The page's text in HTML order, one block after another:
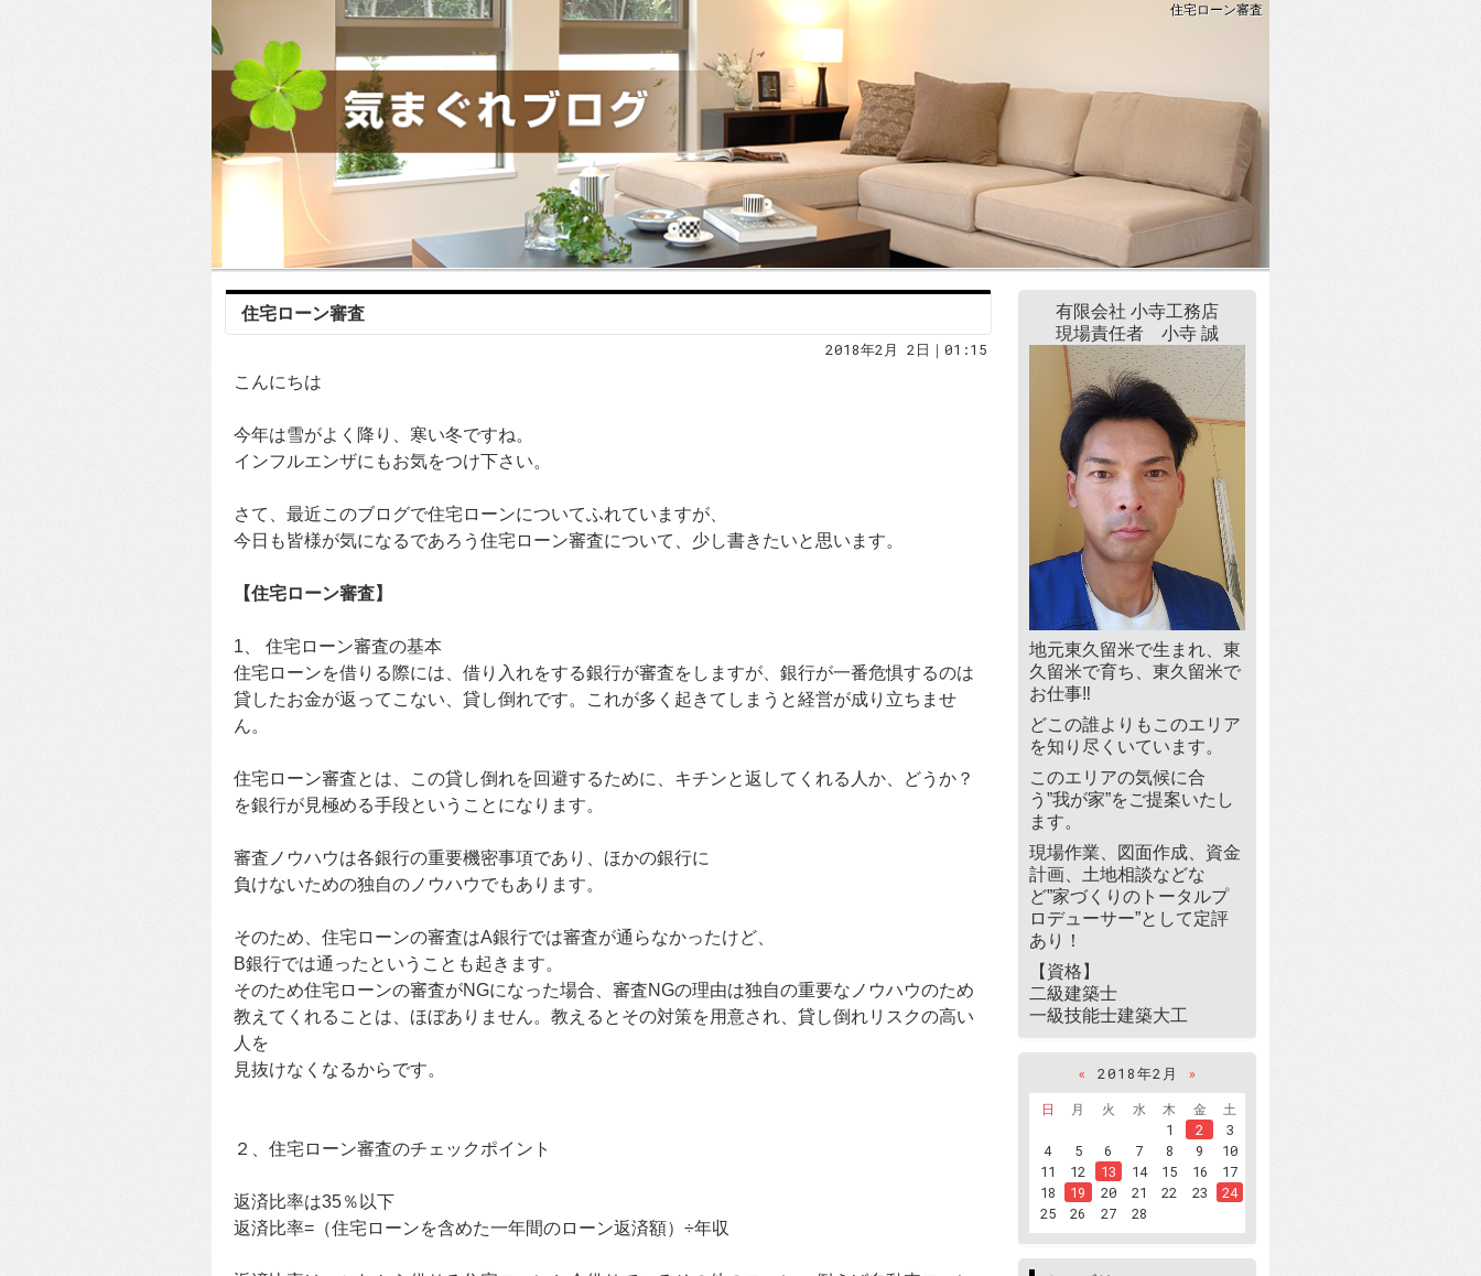
住宅ローン審査
住宅ローン審査
2018年2月 2日｜01:15
こんにちは
今年は雪がよく降り、寒い冬ですね。
インフルエンザにもお気をつけ下さい。
さて、最近このブログで住宅ローンについてふれていますが、
今日も皆様が気になるであろう住宅ローン審査について、少し書きたいと思います。
【住宅ローン審査】
1、 住宅ローン審査の基本
住宅ローンを借りる際には、借り入れをする銀行が審査をしますが、銀行が一番危惧するのは
貸したお金が返ってこない、貸し倒れです。これが多く起きてしまうと経営が成り立ちませ
ん。
住宅ローン審査とは、この貸し倒れを回避するために、キチンと返してくれる人か、どうか？
を銀行が見極める手段ということになります。
審査ノウハウは各銀行の重要機密事項であり、ほかの銀行に
負けないための独自のノウハウでもあります。
そのため、住宅ローンの審査はA銀行では審査が通らなかったけど、
B銀行では通ったということも起きます。
そのため住宅ローンの審査がNGになった場合、審査NGの理由は独自の重要なノウハウのため
教えてくれることは、ほぼありません。教えるとその対策を用意され、貸し倒れリスクの高い
人を
見抜けなくなるからです。
２、住宅ローン審査のチェックポイント
返済比率は35％以下
返済比率=（住宅ローンを含めた一年間のローン返済額）÷年収
有限会社 小寺工務店
現場責任者 小寺 誠
地元東久留米で生まれ、東
久留米で育ち、東久留米で
お仕事‼
どこの誰よりもこのエリア
を知り尽くいています。
このエリアの気候に合
う”我が家”をご提案いたし
ます。
現場作業、図面作成、資金
計画、土地相談などな
ど”家づくりのトータルプ
ロデューサー”として定評
あり！
【資格】
二級建築士
一級技能士建築大工
« 2018年2月
»
日
月 火 水 木 金
土
1
2
3
4
5 6 7 8 9
10
11
12 13 14 15 16
17
18
19 20 21 22 23
24
25
26 27 28